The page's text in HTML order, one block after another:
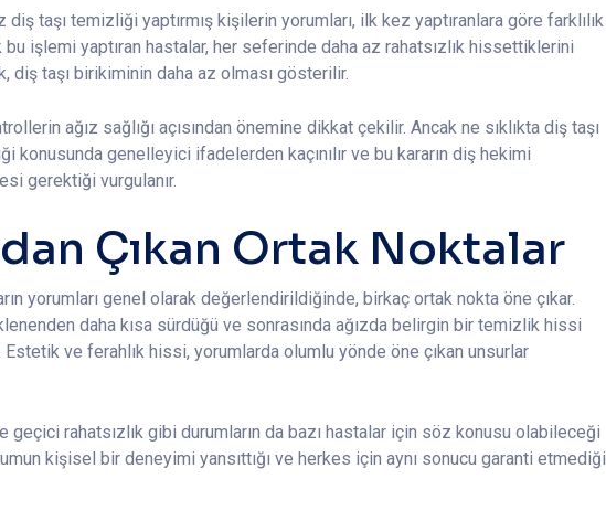
taşı temizliği yaptırmış kişilerin yorumları, ilk kez yaptıranlara göre farklılık
işlemi yaptıran hastalar, her seferinde daha az rahatsızlık hissettiklerini
diş taşı birikiminin daha az olması gösterilir.
ağız sağlığı açısından önemine dikkat çekilir. Ancak ne sıklıkta diş taşı
konusunda genelleyici ifadelerden kaçınılır ve bu kararın diş hekimi
gerektiği vurgulanır.
Çıkan Ortak Noktalar
yorumları genel olarak değerlendirildiğinde, birkaç ortak nokta öne çıkar.
daha kısa sürdüğü ve sonrasında ağızda belirgin bir temizlik hissi
ve ferahlık hissi, yorumlarda olumlu yönde öne çıkan unsurlar
geçici rahatsızlık gibi durumların da bazı hastalar için söz konusu olabileceği
kişisel bir deneyimi yansıttığı ve herkes için aynı sonucu garanti etmediği